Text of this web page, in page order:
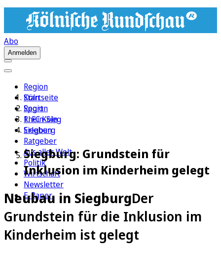
Abo
Anmelden
Region
Köln
Sport
1. FC Köln
Erleben
Ratgeber
Aus aller Welt
Politik
Wirtschaft
Newsletter
E-Paper
Startseite
Region
Rhein-Sieg
Siegburg
Siegburg: Grundstein für
Inklusion im Kinderheim gelegt
Neubau in SiegburgDer
Grundstein für die Inklusion im
Kinderheim ist gelegt